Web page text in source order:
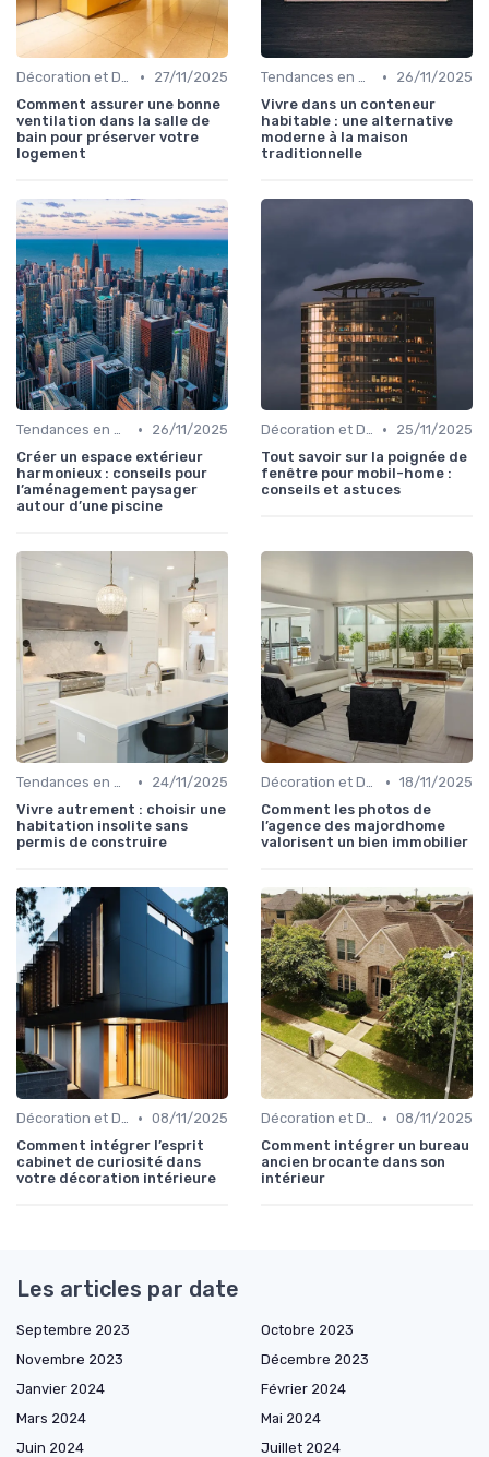
Décoration et Design d'Intérieur •
27/11/2025
Comment assurer une bonne
ventilation dans la salle de
bain pour préserver votre
logement
Tendances en Aménagement Domestique •
26/11/2025
Vivre dans un conteneur
habitable : une alternative
moderne à la maison
traditionnelle
Tendances en Aménagement Domestique •
26/11/2025
Créer un espace extérieur
harmonieux : conseils pour
l’aménagement paysager
autour d’une piscine
Décoration et Design d'Intérieur •
25/11/2025
Tout savoir sur la poignée de
fenêtre pour mobil-home :
conseils et astuces
Tendances en Aménagement Domestique •
24/11/2025
Vivre autrement : choisir une
habitation insolite sans
permis de construire
Décoration et Design d'Intérieur • 18/11/2025
Comment les photos de
l’agence des majordhome
valorisent un bien immobilier
Décoration et Design d'Intérieur • 08/11/2025
Comment intégrer l’esprit
cabinet de curiosité dans
votre décoration intérieure
Décoration et Design d'Intérieur • 08/11/2025
Comment intégrer un bureau
ancien brocante dans son
intérieur
Les articles par date
Septembre 2023
Octobre 2023
Novembre 2023
Décembre 2023
Janvier 2024
Février 2024
Mars 2024
Mai 2024
Juin 2024
Juillet 2024